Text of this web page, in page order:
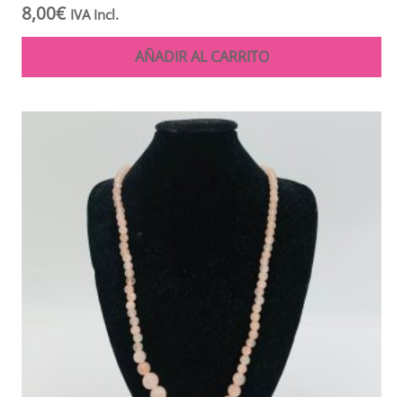
8,00€ IVA Incl.
AÑADIR AL CARRITO